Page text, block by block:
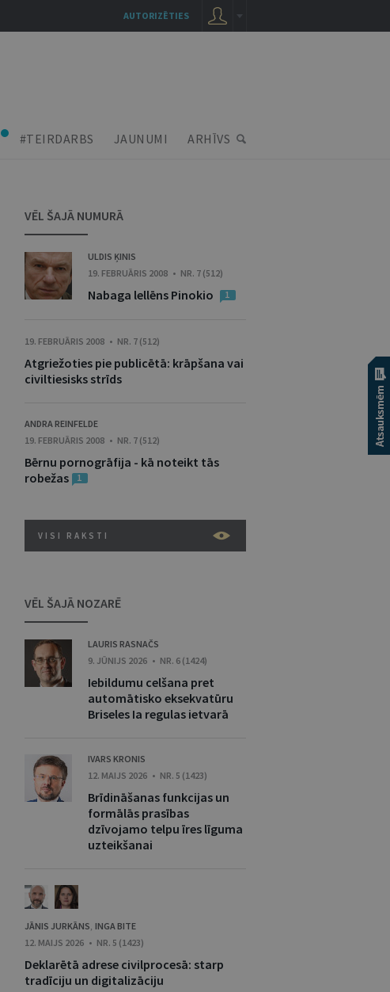
#TEIRDARBS JAUNUMI ARHĪVS
VĒL ŠAJĀ NUMURĀ
ULDIS ĶINIS
19. FEBRUĀRIS 2008 • NR. 7 (512)
Nabaga lellēns Pinokio 1
19. FEBRUĀRIS 2008 • NR. 7 (512)
Atgriežoties pie publicētā: krāpšana vai
civiltiesisks strīds
ANDRA REINFELDE
19. FEBRUĀRIS 2008 • NR. 7 (512)
Bērnu pornogrāfija - kā noteikt tās
robežas
1
VISI RAKSTI
VĒL ŠAJĀ NOZARĒ
LAURIS RASNAČS
9. JŪNIJS 2026 • NR. 6 (1424)
Iebildumu celšana pret
automātisko eksekvatūru
Briseles Ia regulas ietvarā
IVARS KRONIS
12. MAIJS 2026 • NR. 5 (1423)
Brīdināšanas funkcijas un
formālās prasības
dzīvojamo telpu īres līguma
uzteikšanai
JĀNIS JURKĀNS, INGA BITE
12. MAIJS 2026 • NR. 5 (1423)
Deklarētā adrese civilprocesā: starp
tradīciju un digitalizāciju
AUTORIZĒTIES